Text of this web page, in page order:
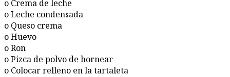
o Crema de leche
o Leche condensada
o Queso crema
o Huevo
o Ron
o Pizca de polvo de hornear
o Colocar relleno en la tartaleta